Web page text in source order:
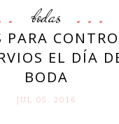
bodas
PARA
EL DÍA
BODA
JUL 05. 2016